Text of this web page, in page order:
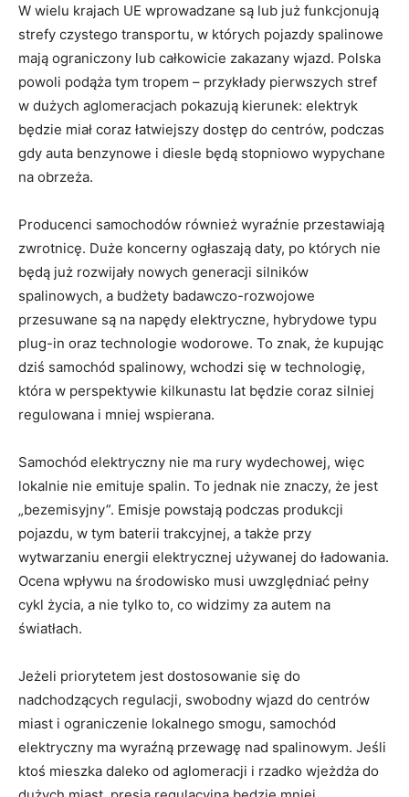
W wielu krajach UE wprowadzane są lub już funkcjonują
strefy czystego transportu, w których pojazdy spalinowe
mają ograniczony lub całkowicie zakazany wjazd. Polska
powoli podąża tym tropem – przykłady pierwszych stref
w dużych aglomeracjach pokazują kierunek: elektryk
będzie miał coraz łatwiejszy dostęp do centrów, podczas
gdy auta benzynowe i diesle będą stopniowo wypychane
na obrzeża.
Producenci samochodów również wyraźnie przestawiają
zwrotnicę. Duże koncerny ogłaszają daty, po których nie
będą już rozwijały nowych generacji silników
spalinowych, a budżety badawczo-rozwojowe
przesuwane są na napędy elektryczne, hybrydowe typu
plug-in oraz technologie wodorowe. To znak, że kupując
dziś samochód spalinowy, wchodzi się w technologię,
która w perspektywie kilkunastu lat będzie coraz silniej
regulowana i mniej wspierana.
Samochód elektryczny nie ma rury wydechowej, więc
lokalnie nie emituje spalin. To jednak nie znaczy, że jest
„bezemisyjny”. Emisje powstają podczas produkcji
pojazdu, w tym baterii trakcyjnej, a także przy
wytwarzaniu energii elektrycznej używanej do ładowania.
Ocena wpływu na środowisko musi uwzględniać pełny
cykl życia, a nie tylko to, co widzimy za autem na
światłach.
Jeżeli priorytetem jest dostosowanie się do
nadchodzących regulacji, swobodny wjazd do centrów
miast i ograniczenie lokalnego smogu, samochód
elektryczny ma wyraźną przewagę nad spalinowym. Jeśli
ktoś mieszka daleko od aglomeracji i rzadko wjeżdża do